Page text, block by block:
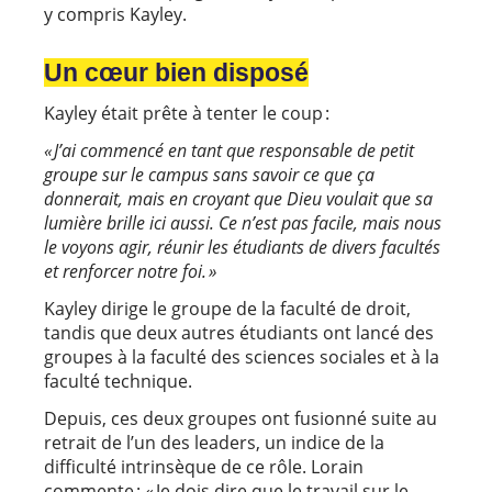
y compris Kayley.
Un cœur bien disposé
Kayley était prête à tenter le coup :
« J’ai commencé en tant que responsable de petit
groupe sur le campus sans savoir ce que ça
donnerait, mais en croyant que Dieu voulait que sa
lumière brille ici aussi. Ce n’est pas facile, mais nous
le voyons agir, réunir les étudiants de divers facultés
et renforcer notre foi. »
Kayley dirige le groupe de la faculté de droit,
tandis que deux autres étudiants ont lancé des
groupes à la faculté des sciences sociales et à la
faculté technique.
Depuis, ces deux groupes ont fusionné suite au
retrait de l’un des leaders, un indice de la
difficulté intrinsèque de ce rôle. Lorain